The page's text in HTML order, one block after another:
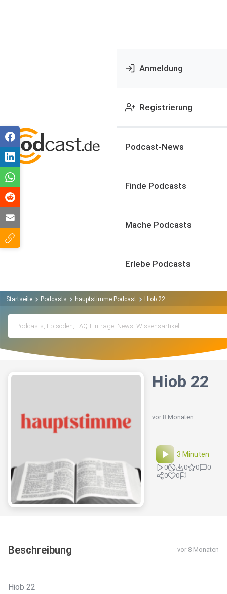
Anmeldung
Registrierung
Podcast-News
Finde Podcasts
Mache Podcasts
Erlebe Podcasts
Startseite Podcasts hauptstimme Podcast Hiob 22
Hiob 22
vor 8 Monaten
3 Minuten
0 0 0
0
0
0
Beschreibung vor 8 Monaten
Hiob 22